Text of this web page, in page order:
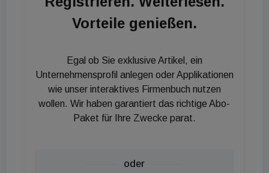
visualisieren und zu optimieren. Der
Technologiefokus von iwell liegt auf Behind-the-
Ladeinfrastrukturen oder Wärmeerzeuger hinter
dem Netzanschlusspunkt intelligent verknüpft
werden. Das iwell-EMS lässt sich über intelligente
Zähler und offene Schnittstellen einfach mit
Vorteile genießen.
Egal ob Sie exklusive Artikel, ein
Unternehmensprofil anlegen oder Applikationen
wie unser interaktives Firmenbuch nutzen
wollen. Wir haben garantiert das richtige Abo-
Paket für Ihre Zwecke parat.
oder